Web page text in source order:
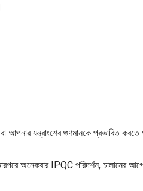
যন্ত্রাংশের গুণমানকে প্রভাবিত
অনেকবার IPQC পরিদর্শন, চালানের